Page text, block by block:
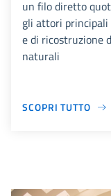
un filo diretto
gli attori principali
e di ricostruzione
naturali
SCOPRI TUTTO